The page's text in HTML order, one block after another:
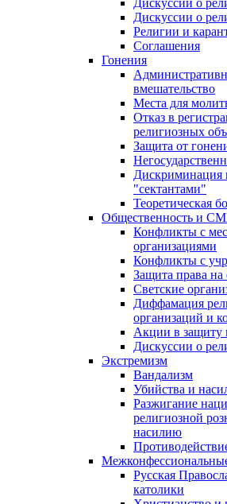
Дискуссии о
Дискуссии о
Религии и
Соглашения
Гонения
вмешательство
Места для
Отказ в
религиозных
Защита от
Дискриминация
"сектантами"
Теоретическая
Общественность и
Конфликты с
организациями
Конфликты с
Защита права на
Светские
Диффамация
организаций и
Акции в защиту
Дискуссии о
Экстремизм
Вандализм
Убийства и
Разжигание
религиозной
насилию
Русская
католики